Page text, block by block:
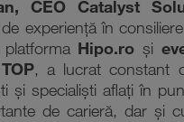
CEO Catalyst
experiență în
Hipo.ro și
, a lucrat constant
și specialiști aflați în
de carieră, dar și